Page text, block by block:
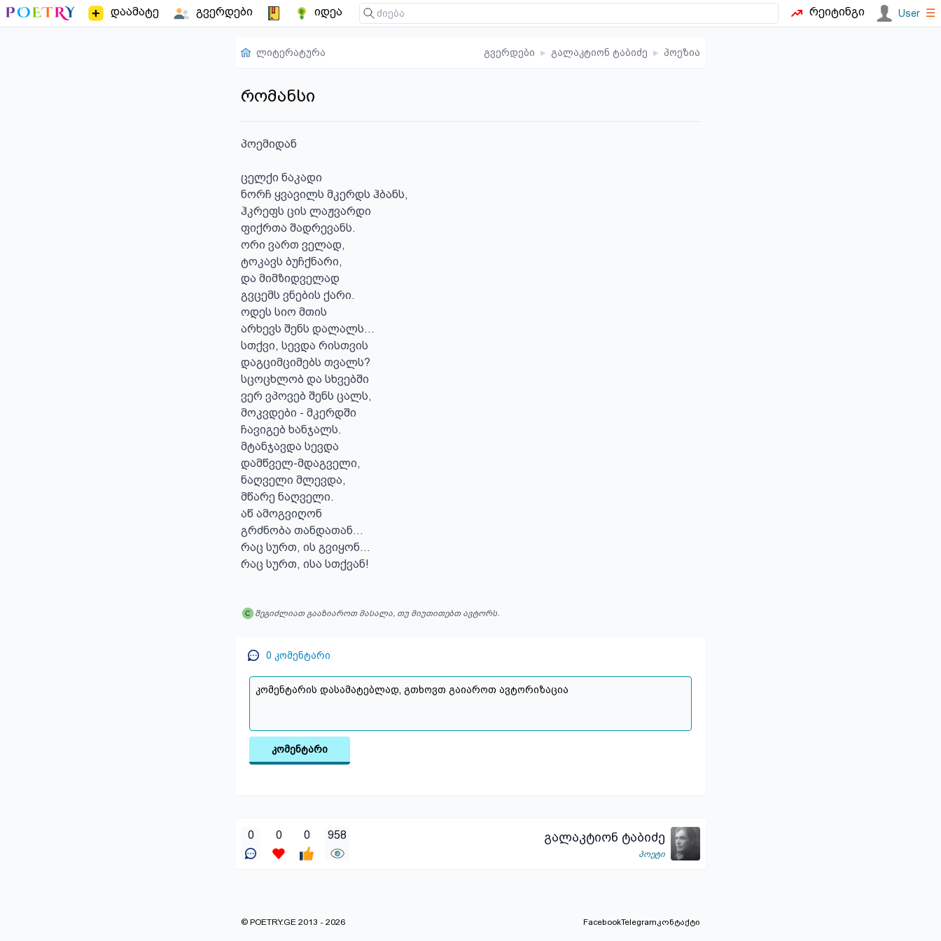
დაამატე გვერდები იდეა რეიტინგი User ☰
ლიტერატურა გვერდები ▸ გალაკტიონ ტაბიძე ▸ პოეზია
რომანსი
პოემიდან
ცელქი ნაკადი
ნორჩ ყვავილს მკერდს ჰბანს,
ჰკრეფს ცის ლაჟვარდი
ფიქრთა შადრევანს.
ორი ვართ ველად,
ტოკავს ბუჩქნარი,
და მიმზიდველად
გვცემს ვნების ქარი.
ოდეს სიო მთის
არხევს შენს დალალს...
სთქვი, სევდა რისთვის
დაგციმციმებს თვალს?
სცოცხლობ და სხვებში
ვერ ვპოვებ შენს ცალს,
მოკვდები - მკერდში
ჩავიგებ ხანჯალს.
მტანჯავდა სევდა
დამწველ-მდაგველი,
ნაღველი მლევდა,
მწარე ნაღველი.
აწ ამოგვიღონ
გრძნობა თანდათან...
რაც სურთ, ის გვიყონ...
რაც სურთ, ისა სთქვან!
შეგიძლიათ გააზიაროთ მასალა, თუ მიუთითებთ ავტორს.
0 კომენტარი
კომენტარი
0 0 0 958 გალაკტიონ ტაბიძე
პოეტი
© POETRY.GE 2013 - 2026 FacebookTelegramკონტაქტი